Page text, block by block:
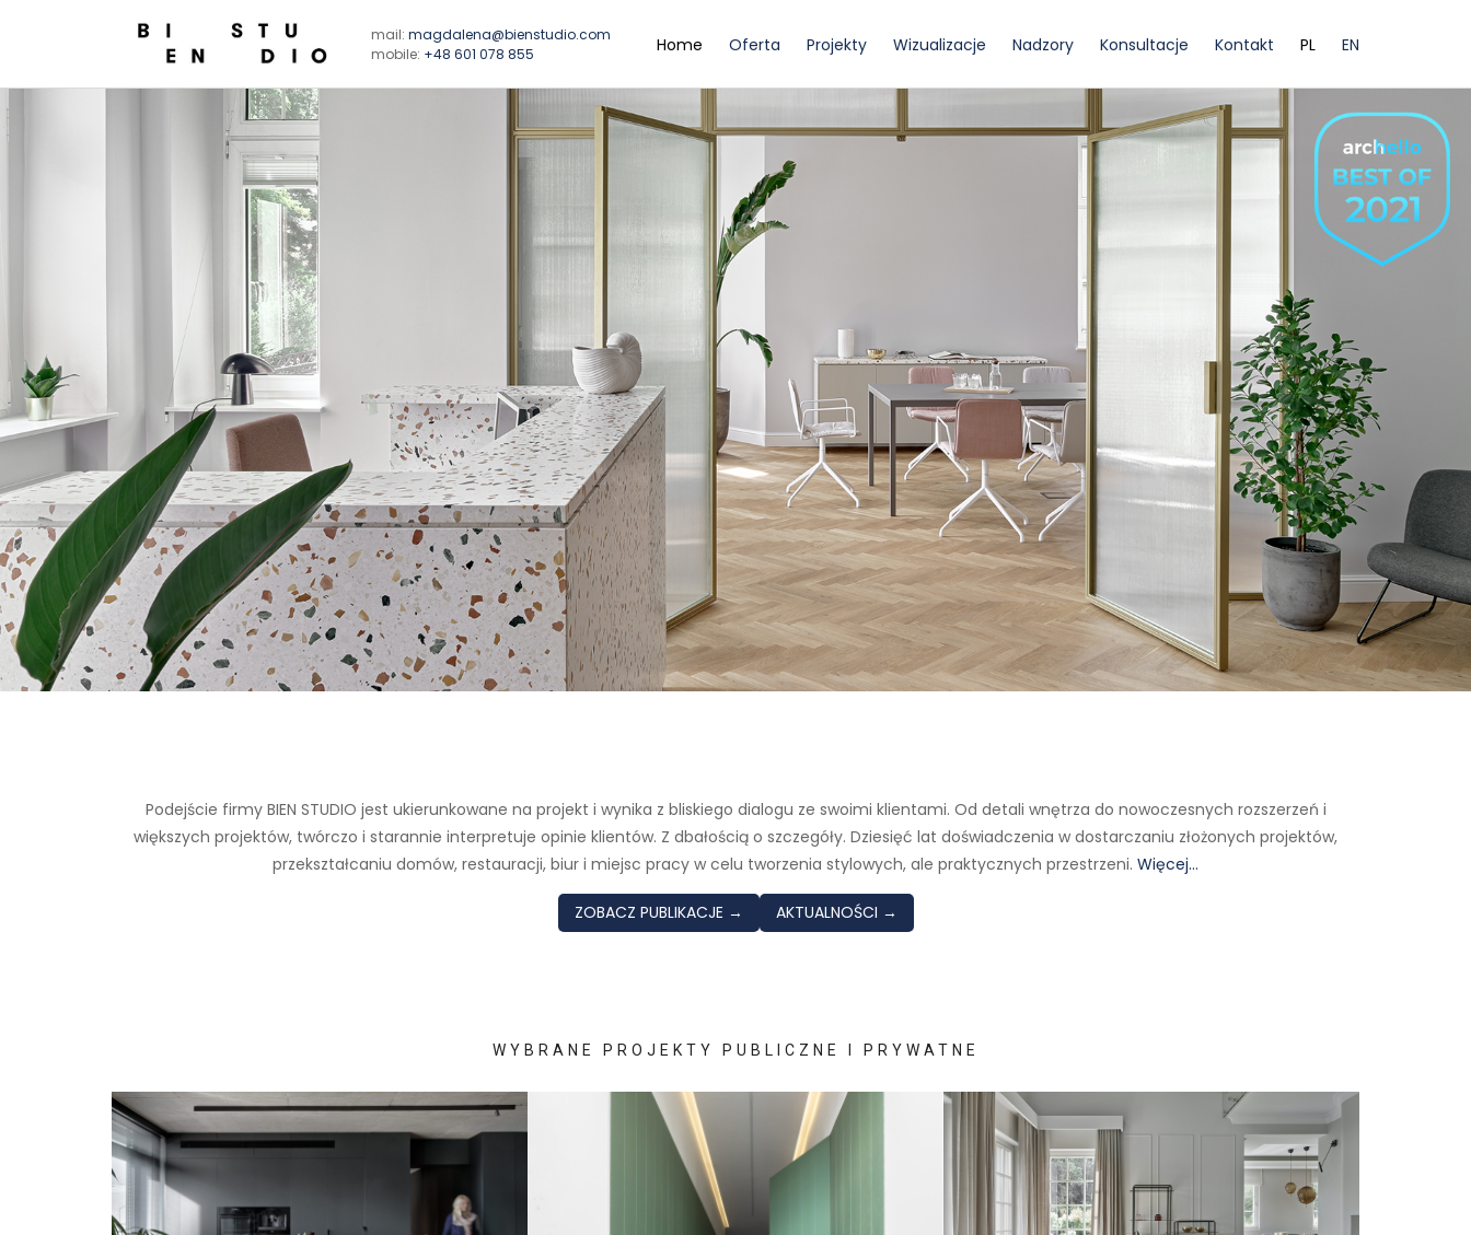
BIEN STUDIO
Projektowanie wnętrz prywatnych i publicznych, mebli, wizualizacje, konsultacje projektowe
Home Oferta Projekty Wizualizacje Nadzory Konsultacje Kontakt PL EN
mail:magdalena@bienstudio.com
mobile: +48 601 078 855
Podejście firmy BIEN STUDIO jest ukierunkowane na projekt i wynika z bliskiego dialogu ze swoimi klientami. Od detali wnętrza do nowoczesnych rozszerzeń i
większych projektów, twórczo i starannie interpretuje opinie klientów. Z dbałością o szczegóły. Dziesięć lat doświadczenia w dostarczaniu złożonych projektów,
przekształcaniu domów, restauracji, biur i miejsc pracy w celu tworzenia stylowych, ale praktycznych przestrzeni. Więcej…
ZOBACZ PUBLIKACJE → AKTUALNOŚCI →
WYBRANE PROJEKTY PUBLICZNE I PRYWATNE